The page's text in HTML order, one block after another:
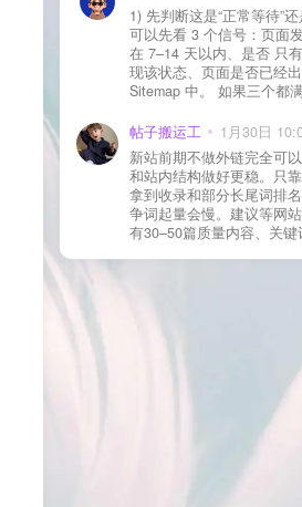
口路径”（结账页和回调接
看服务器错误日志是否有
导致回调执行中断 解决方案： 放行 wp-
json、wc-api、支付网关回
关文档配置） 关闭结账页的缓存与 JS
合并压缩测试一次 若使用 Cloudflare：
则
1) 先判断这是“正常等待”还
可以先看 3 个信号：页面
在 7–14 天以内、是否 只
现该状态、页面是否已经
Sitemap 中。 如果三个都
手。 2) 什么情况下“等”是
情况基本不会靠时间自动
乎没有内链（孤立页）、
有页面高度相似、
URL、同一主题短时间发
章。 这种情况下，Google
判断“当前不值得进入索引
的人工干预方式（不折腾
链接到该页面、增强首屏
3 段直接回答用户问题，避
确认 canonical 为自指，避
复页，做完再去 GSC 请求
即可。 4) 什么“干预动作”
多次点“请求编入索引”、为
关键词、随意改 URL 或标
帖子搬运工 1月30日
新站前期不做外链完全可
和站内结构做好更稳。只
拿到收录和部分长尾词排
争词起量会慢。建议等网站
有30–50篇质量内容、关